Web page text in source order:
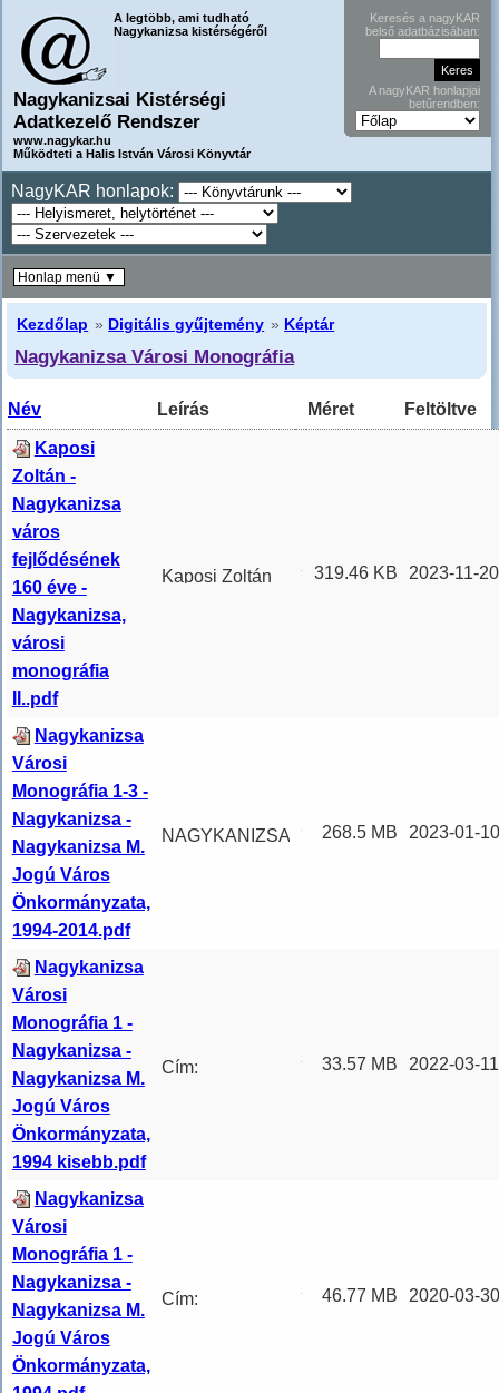
A legtöbb, ami tudható
Nagykanizsa kistérségéről
Nagykanizsai Kistérségi
Adatkezelő Rendszer
www.nagykar.hu
Működteti a Halis István Városi Könyvtár
Keresés a nagyKAR
belső adatbázisában:
A nagyKAR honlapjai
betűrendben:
NagyKAR honlapok:
Kezdőlap » Digitális gyűjtemény » Képtár
Nagykanizsa Városi Monográfia
Név Leírás Méret Feltöltve
Kaposi
Zoltán -
Nagykanizsa
város
fejlődésének
160 éve -
Nagykanizsa,
városi
monográfia
II..pdf
Kaposi Zoltán
319.46 KB 2023-11-
Nagykanizsa
Városi
Monográfia 1-3 -
Nagykanizsa -
Nagykanizsa M.
Jogú Város
Önkormányzata,
1994-2014.pdf
NAGYKANIZSA
268.5 MB 2023-01-
Nagykanizsa
Városi
Monográfia 1 -
Nagykanizsa -
Nagykanizsa M.
Jogú Város
Önkormányzata,
1994 kisebb.pdf
Cím:
33.57 MB 2022-03-
Nagykanizsa
Városi
Monográfia 1 -
Nagykanizsa -
Nagykanizsa M.
Jogú Város
Önkormányzata,
Cím:
46.77 MB 2020-03-
Honlap menü ▼